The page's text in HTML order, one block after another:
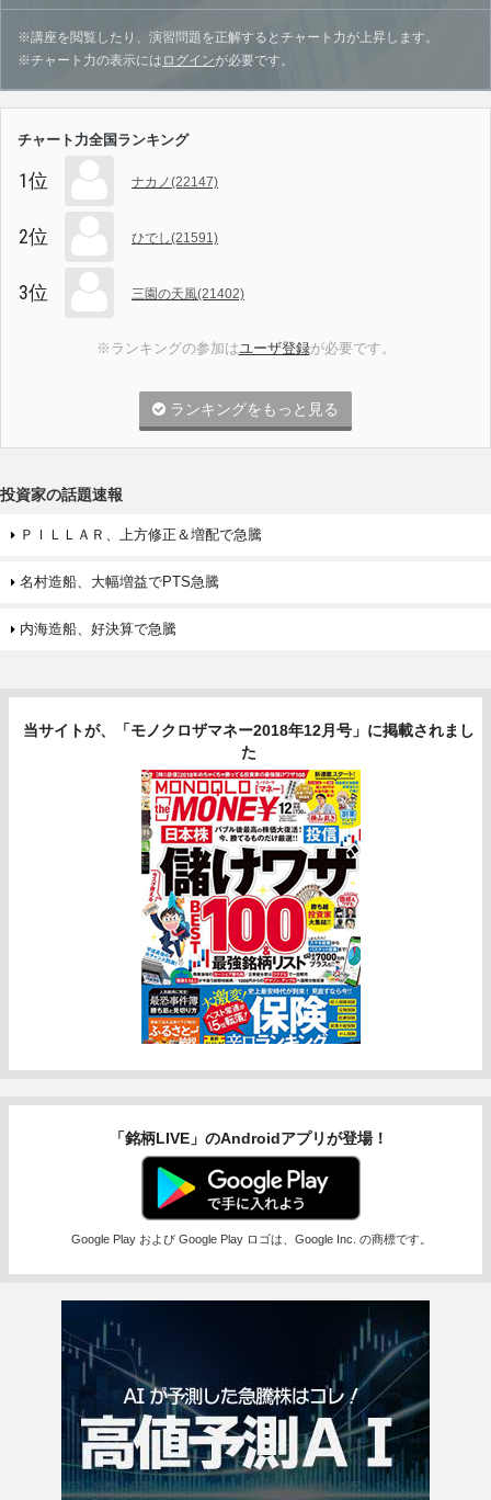
※講座を閲覧したり、演習問題を正解するとチャート力が上昇します。
※チャート力の表示には ログインが必要です。
チャート力全国ランキング
1位 ナカノ(22147)
2位 ひでし(21591)
3位 三園の天風(21402)
※ランキングの参加はユーザ登録が必要です。
ランキングをもっと見る
投資家の話題速報
ＰＩＬＬＡＲ、上方修正＆増配で急騰
名村造船、大幅増益でPTS急騰
内海造船、好決算で急騰
当サイトが、「モノクロザマネー2018年12月号」に掲載されまし
た
「銘柄LIVE」のAndroidアプリが登場！
Google Play および Google Play ロゴは、Google Inc. の商標です。